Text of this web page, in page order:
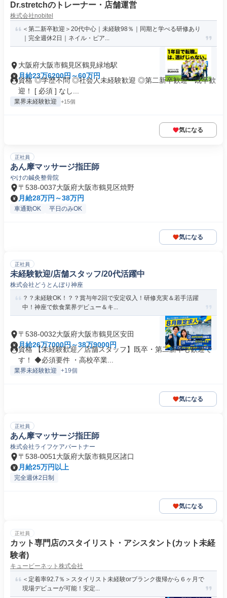
Dr.stretchのトレーナー・店舗運営
株式会社nobitel
＜第二新卒歓迎＞20代中心｜未経験98％｜同期と学べる研修あり
｜完全週休2日｜ネイル・ピア...
大阪府大阪市鶴見区鶴見緑地駅
月給23万6200円～60万円
資格 ◎学歴不問 ◎社会人未経験歓迎 ◎第二新卒歓迎・既卒歓
迎！ [ 必須 ] なし...
業界未経験歓迎 +15個
気になる
正社員
あん摩マッサージ指圧師
やけの鍼灸整骨院
〒538-0037大阪府大阪市鶴見区焼野
月給28万円～38万円
車通勤OK 平日のみOK
気になる
正社員
未経験歓迎/店舗スタッフ/20代活躍中
株式会社どうとんぼり神座
？？未経験OK！？？賞与年2回で安定収入！研修充実＆若手活躍
中！神座で飲食業界デビュー＆キ...
〒538-0032大阪府大阪市鶴見区安田
月給26万7000円～38万9000円
資格 【未経験歓迎／店舗スタッフ】既卒・第二新卒も歓迎で
す！ ◆必須要件 ・高校卒業...
業界未経験歓迎 +19個
気になる
正社員
あん摩マッサージ指圧師
株式会社ライフケアパートナー
〒538-0051大阪府大阪市鶴見区諸口
月給25万円以上
完全週休2日制
気になる
正社員
カット専門店のスタイリスト・アシスタント(カット未経
験者)
キュービーネット株式会社
＜定着率92.7％＞スタイリスト未経験orブランク復帰から６ヶ月で
現場デビューが可能！安定...